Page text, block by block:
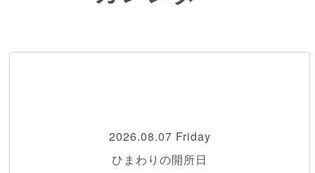
2026.08.07 Friday
ひまわりの開所日